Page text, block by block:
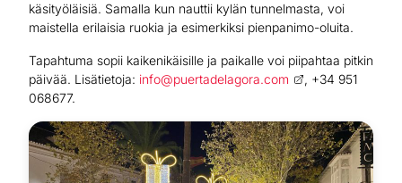
käsityöläisiä. Samalla kun nauttii kylän tunnelmasta, voi
maistella erilaisia ruokia ja esimerkiksi pienpanimo-oluita.
Tapahtuma sopii kaikenikäisille ja paikalle voi piipahtaa pitkin
päivää. Lisätietoja: info@puertadelagora.com
, +34 951
068677.